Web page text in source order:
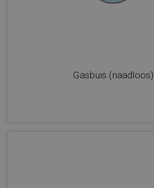
Gasbuis (naadloos)